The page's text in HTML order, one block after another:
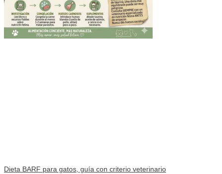
Dieta BARF para gatos, guía con criterio veterinario